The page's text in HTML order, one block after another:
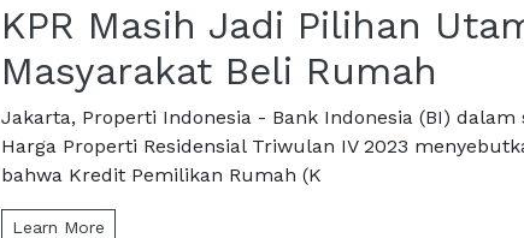
KPR Masih Jadi Pilihan
Masyarakat Beli Rumah
Jakarta, Properti Indonesia - Bank Indonesia (BI) dalam
Harga Properti Residensial Triwulan IV 2023
bahwa Kredit Pemilikan Rumah (K
Learn More